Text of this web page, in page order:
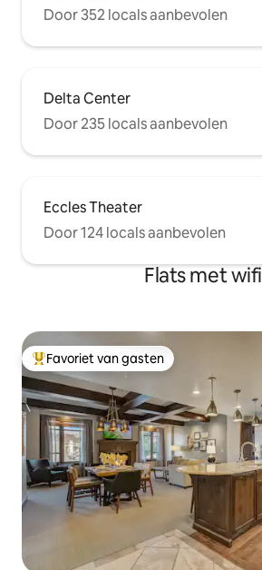
Door 352 locals aanbevolen
Delta Center
Door 235 locals aanbevolen
Eccles Theater
Door 124 locals aanbevolen
Flats met wifi
Topfavoriet van gasten
Favoriet van gasten